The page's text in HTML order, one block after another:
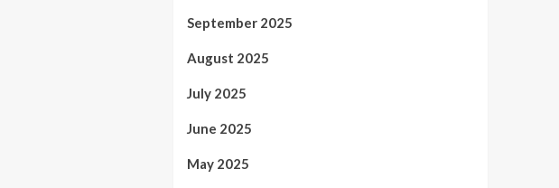
September 2025
August 2025
July 2025
June 2025
May 2025